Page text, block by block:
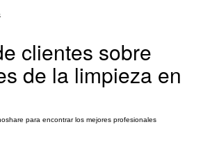
clientes sobre
de la limpieza en
para encontrar los mejores profesionales